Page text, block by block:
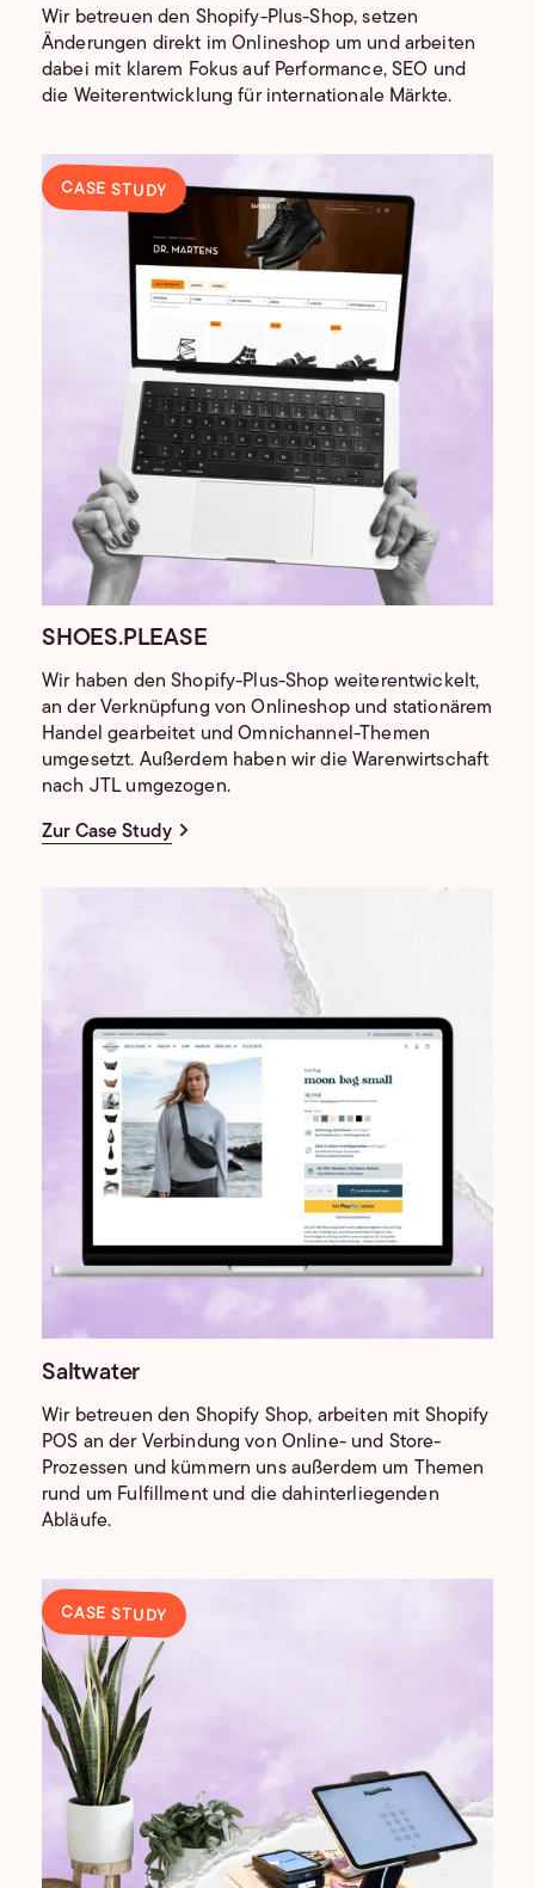
Wir betreuen den Shopify-Plus-Shop, setzen
Änderungen direkt im Onlineshop um und arbeiten
dabei mit klarem Fokus auf Performance, SEO und
die Weiterentwicklung für internationale Märkte.
CASE STUDY
SHOES.PLEASE
Wir haben den Shopify-Plus-Shop weiterentwickelt,
an der Verknüpfung von Onlineshop und stationärem
Handel gearbeitet und Omnichannel-Themen
umgesetzt. Außerdem haben wir die Warenwirtschaft
nach JTL umgezogen.
Zur Case Study
Saltwater
Wir betreuen den Shopify Shop, arbeiten mit Shopify
POS an der Verbindung von Online- und Store-
Prozessen und kümmern uns außerdem um Themen
rund um Fulfillment und die dahinterliegenden
Abläufe.
CASE STUDY